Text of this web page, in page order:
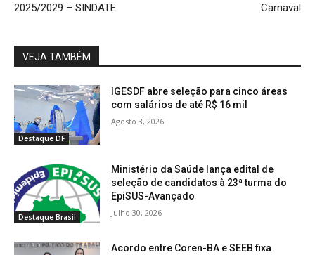
2025/2029 – SINDATE
Carnaval
VEJA TAMBÉM
Destaque DF
IGESDF abre seleção para cinco áreas
com salários de até R$ 16 mil
Agosto 3, 2026
Destaque Brasil
Ministério da Saúde lança edital de
seleção de candidatos à 23ª turma do
EpiSUS-Avançado
Julho 30, 2026
Acordo entre Coren-BA e SEEB fixa